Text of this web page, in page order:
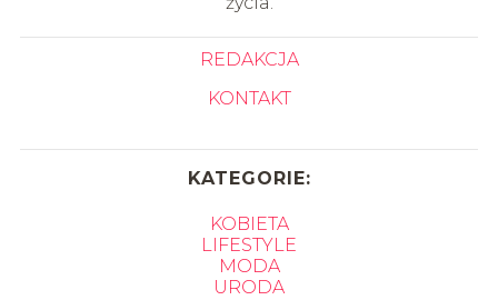
REDAKCJA
KONTAKT
KATEGORIE:
KOBIETA
LIFESTYLE
MODA
URODA